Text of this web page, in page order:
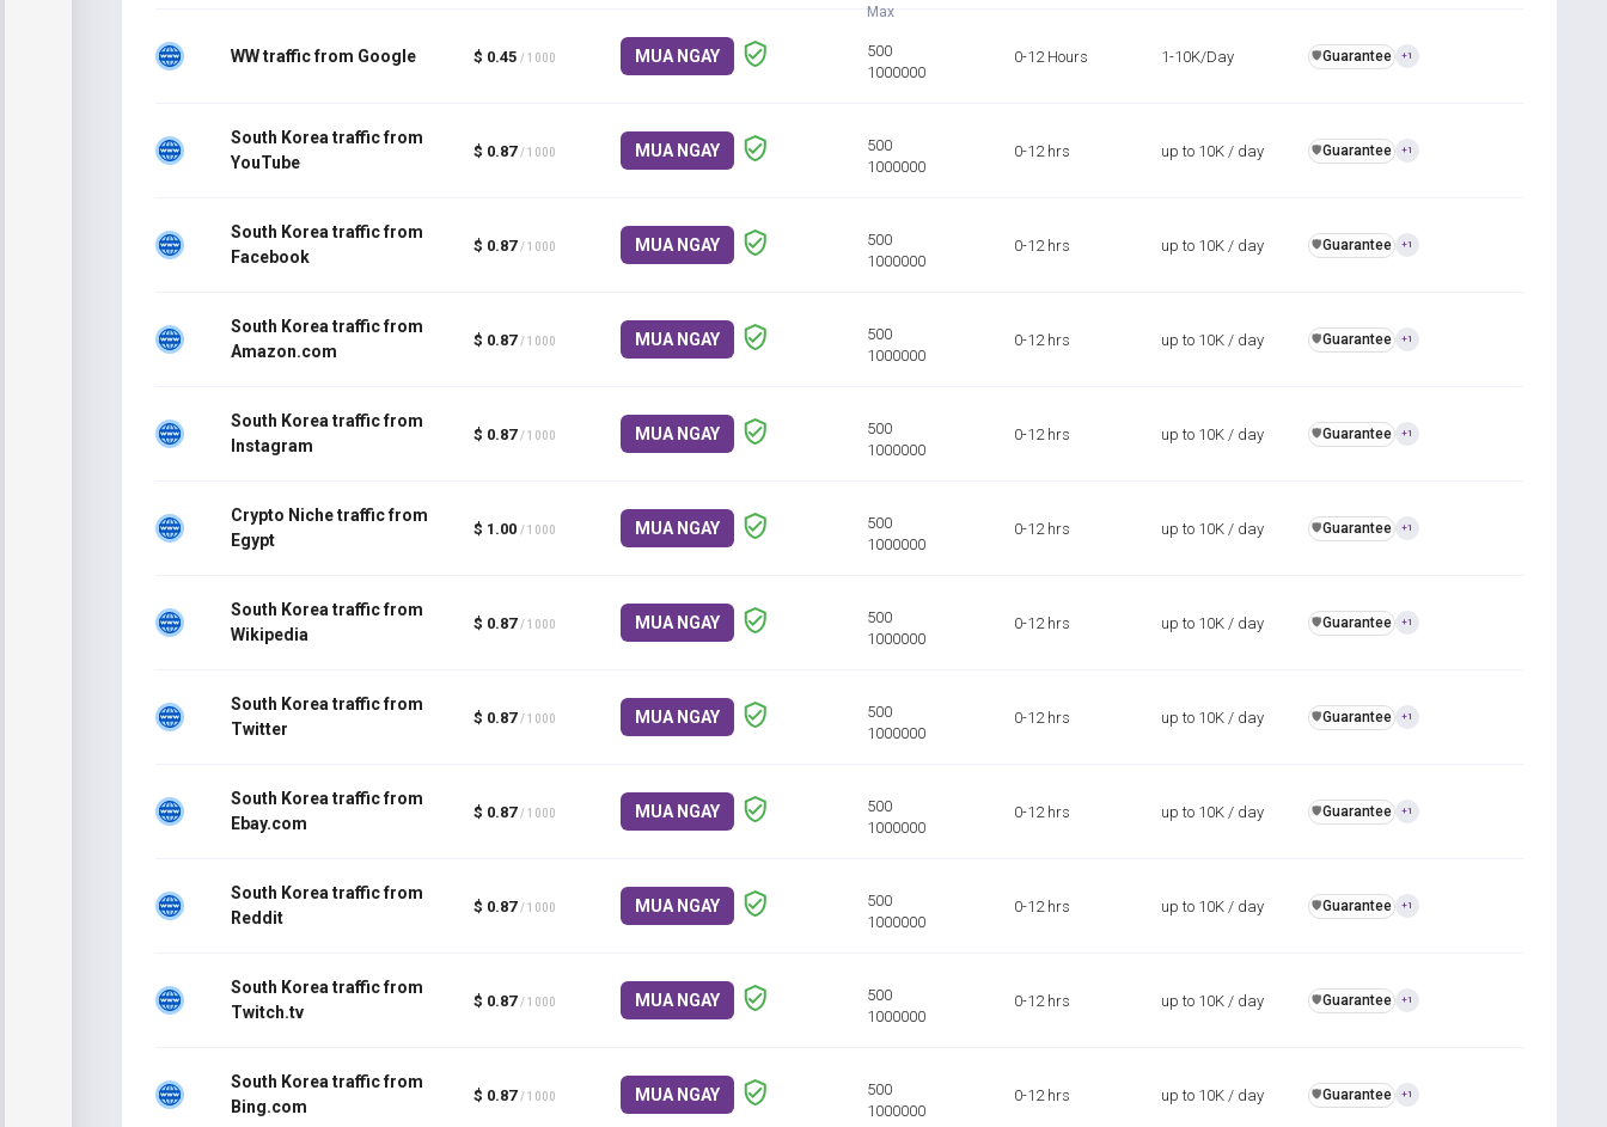
Max
WW traffic from Google $ 0.45 / 1000 MUA NGAY
500
1000000
0-12 Hours 1-10K/Day ️🛡️Guarantee +1
South Korea traffic from
YouTube
$ 0.87 / 1000 MUA NGAY
500
1000000
0-12 hrs up to 10K / day ️🛡️Guarantee +1
South Korea traffic from
Facebook
$ 0.87 / 1000 MUA NGAY
500
1000000
0-12 hrs up to 10K / day ️🛡️Guarantee +1
South Korea traffic from
Amazon.com
$ 0.87 / 1000 MUA NGAY
500
1000000
0-12 hrs up to 10K / day ️🛡️Guarantee +1
South Korea traffic from
Instagram
$ 0.87 / 1000 MUA NGAY
500
1000000
0-12 hrs up to 10K / day ️🛡️Guarantee +1
Crypto Niche traffic from
Egypt
$ 1.00 / 1000 MUA NGAY
500
1000000
0-12 hrs up to 10K / day ️🛡️Guarantee +1
South Korea traffic from
Wikipedia
$ 0.87 / 1000 MUA NGAY
500
1000000
0-12 hrs up to 10K / day ️🛡️Guarantee +1
South Korea traffic from
Twitter
$ 0.87 / 1000 MUA NGAY
500
1000000
0-12 hrs up to 10K / day ️🛡️Guarantee +1
South Korea traffic from
Ebay.com
$ 0.87 / 1000 MUA NGAY
500
1000000
0-12 hrs up to 10K / day ️🛡️Guarantee +1
South Korea traffic from
Reddit
$ 0.87 / 1000 MUA NGAY
500
1000000
0-12 hrs up to 10K / day ️🛡️Guarantee +1
South Korea traffic from
Twitch.tv
$ 0.87 / 1000 MUA NGAY
500
1000000
0-12 hrs up to 10K / day ️🛡️Guarantee +1
South Korea traffic from
Bing.com
$ 0.87 / 1000 MUA NGAY
500
1000000
0-12 hrs up to 10K / day ️🛡️Guarantee +1